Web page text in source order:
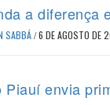
a diferença
SABBÁ/6 DE AGOSTO DE
Piauí envia